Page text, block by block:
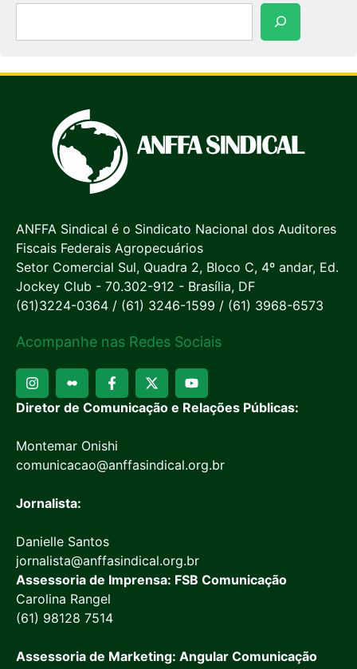
ANFFA Sindical é o Sindicato Nacional dos Auditores
Fiscais Federais Agropecuários
Setor Comercial Sul, Quadra 2, Bloco C, 4º andar, Ed.
Jockey Club - 70.302-912 - Brasília, DF
(61)3224-0364 / (61) 3246-1599 / (61) 3968-6573
Acompanhe nas Redes Sociais
Diretor de Comunicação e Relações Públicas:
Montemar Onishi
comunicacao@anffasindical.org.br
Jornalista:
Danielle Santos
jornalista@anffasindical.org.br
Assessoria de Imprensa: FSB Comunicação
Carolina Rangel
(61) 98128 7514
Assessoria de Marketing: Angular Comunicação